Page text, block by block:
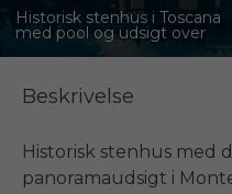
Historisk stenhus i Toscana
med pool og udsigt over
grønne omgivelser
Beskrivelse
Historisk stenhus med
panoramaudsigt i